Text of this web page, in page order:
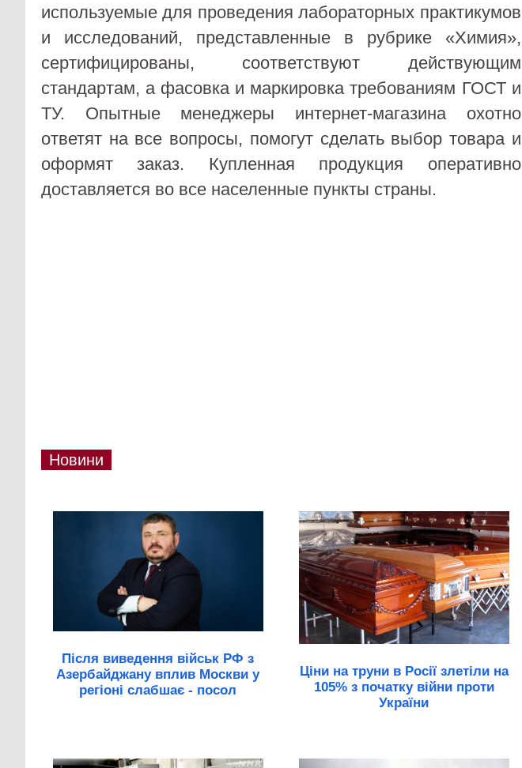
используемые для проведения лабораторных практикумов
и исследований, представленные в рубрике «Химия»,
сертифицированы, соответствуют действующим
стандартам, а фасовка и маркировка требованиям ГОСТ и
ТУ. Опытные менеджеры интернет-магазина охотно
ответят на все вопросы, помогут сделать выбор товара и
оформят заказ. Купленная продукция оперативно
доставляется во все населенные пункты страны.
Новини
Після виведення військ РФ з
Азербайджану вплив Москви у
регіоні слабшає - посол
Ціни на труни в Росії злетіли на
105% з початку війни проти
України